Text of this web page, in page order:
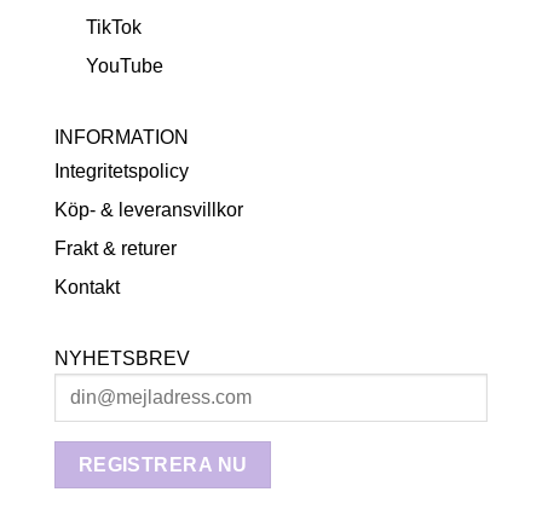
TikTok
YouTube
INFORMATION
Integritetspolicy
Köp- & leveransvillkor
Frakt & returer
Kontakt
NYHETSBREV